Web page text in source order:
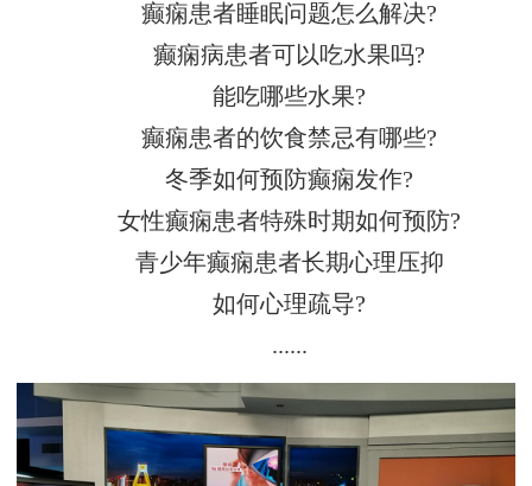
癫痫患者睡眠问题怎么解决?
癫痫病患者可以吃水果吗?
能吃哪些水果?
癫痫患者的饮食禁忌有哪些?
冬季如何预防癫痫发作?
女性癫痫患者特殊时期如何预防?
青少年癫痫患者长期心理压抑
如何心理疏导?
......